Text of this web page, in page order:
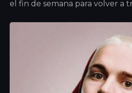
el fin de semana para volver a
une el amor por la música, la
artística y la aventura.
nutrirte y te ayuda a crecer.